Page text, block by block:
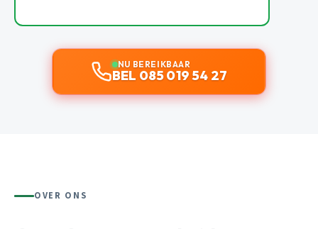
NU BEREIKBAAR
BEL 085 019 54 27
OVER ONS